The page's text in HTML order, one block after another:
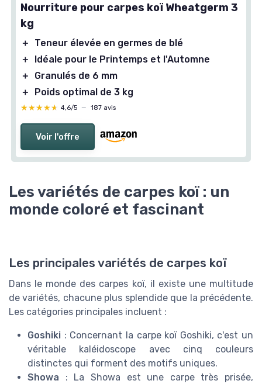
Nourriture pour carpes koï Wheatgerm 3
kg
＋
Teneur élevée en germes de blé
＋
Idéale pour le Printemps et l'Automne
＋
Granulés de 6 mm
＋
Poids optimal de 3 kg
★★★★★
★★★★★ 4,6/5 — 187 avis
Voir l'offre
Les variétés de carpes koï : un
monde coloré et fascinant
Les principales variétés de carpes koï
Dans le monde des carpes koï, il existe une multitude
de variétés, chacune plus splendide que la précédente.
Les catégories principales incluent :
Goshiki : Concernant la carpe koï Goshiki, c'est un
véritable kaléidoscope avec cinq couleurs
distinctes qui forment des motifs uniques.
Showa : La Showa est une carpe très prisée,